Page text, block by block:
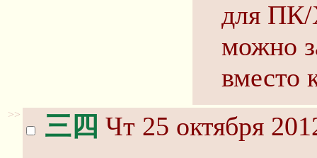
для ПК/
можно
вместо
>> 三四 Чт 25 октября